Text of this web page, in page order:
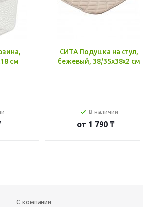
см
СИТА Подушка на стул,
бежевый, 38/35x38x2 см
В наличии
от 1 790 ₸
О компании